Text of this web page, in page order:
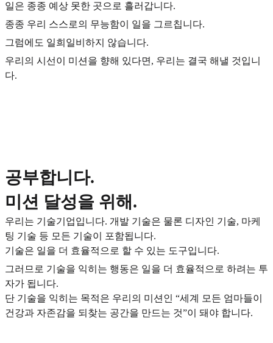
일은 종종 예상 못한 곳으로 흘러갑니다.
종종 우리 스스로의 무능함이 일을 그르칩니다.
그럼에도 일희일비하지 않습니다.
우리의 시선이 미션을 향해 있다면, 우리는 결국 해낼 것입니
다.
공부합니다.
미션 달성을 위해.
우리는 기술기업입니다. 개발 기술은 물론 디자인 기술, 마케
팅 기술 등 모든 기술이 포함됩니다.
기술은 일을 더 효율적으로 할 수 있는 도구입니다.
그러므로 기술을 익히는 행동은 일을 더 효율적으로 하려는 투
자가 됩니다.
단 기술을 익히는 목적은 우리의 미션인 “세계 모든 엄마들이
건강과 자존감을 되찾는 공간을 만드는 것”이 돼야 합니다.